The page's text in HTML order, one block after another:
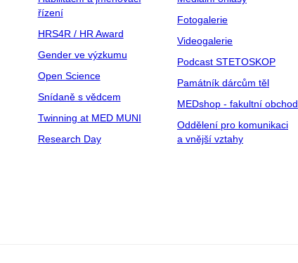
řízení
HRS4R / HR Award
Gender ve výzkumu
Open Science
Snídaně s vědcem
Twinning at MED MUNI
Research Day
Fotogalerie
Videogalerie
Podcast STETOSKOP
Památník dárcům těl
MEDshop - fakultní obchod
Oddělení pro komunikaci
a vnější vztahy